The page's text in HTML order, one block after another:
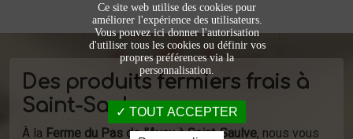
Des produits fermiers frais à
Saint-Saulve
À la Ferme du Pas de l’Ayau à Saint-Saulve, nous vous
Ce site web utilise des cookies pour
améliorer l'expérience des utilisateurs.
Vous pouvez ici donner l'autorisation
d'utiliser tous les cookies ou définir vos
propres préférences via la
personnalisation.
TOUT ACCEPTER